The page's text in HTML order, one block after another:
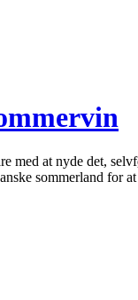
med at nyde det,
sommerland for